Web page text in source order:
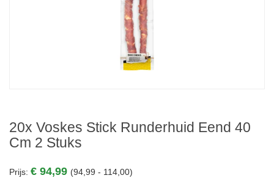
20x Voskes Stick Runderhuid Eend 40
Cm 2 Stuks
Prijs: € 94,99 (94,99 - 114,00)